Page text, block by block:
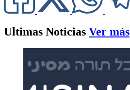
Ultimas Noticias Ver más